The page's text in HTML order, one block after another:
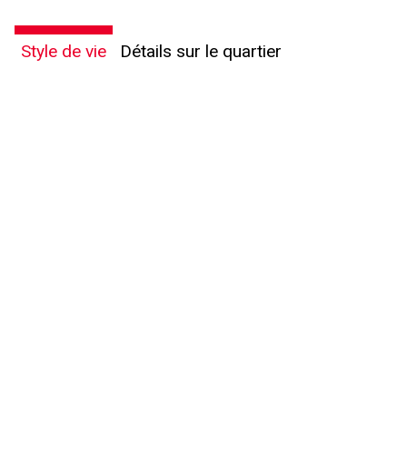
Style de vie Détails sur le quartier